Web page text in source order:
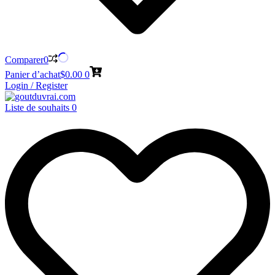
Comparer0
Panier d’achat$0.00 0
Login / Register
Liste de souhaits 0